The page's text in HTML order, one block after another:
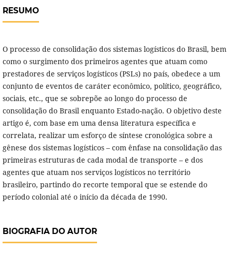
RESUMO
O processo de consolidação dos sistemas logísticos do Brasil, bem
como o surgimento dos primeiros agentes que atuam como
prestadores de serviços logísticos (PSLs) no país, obedece a um
conjunto de eventos de caráter econômico, político, geográfico,
sociais, etc., que se sobrepõe ao longo do processo de
consolidação do Brasil enquanto Estado-nação. O objetivo deste
artigo é, com base em uma densa literatura específica e
correlata, realizar um esforço de síntese cronológica sobre a
gênese dos sistemas logísticos – com ênfase na consolidação das
primeiras estruturas de cada modal de transporte – e dos
agentes que atuam nos serviços logísticos no território
brasileiro, partindo do recorte temporal que se estende do
período colonial até o início da década de 1990.
BIOGRAFIA DO AUTOR